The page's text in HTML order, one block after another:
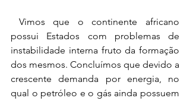
possui Estados com problemas de
instabilidade interna fruto da formação
dos mesmos. Concluímos que devido a
crescente demanda por energia, no
qual o petróleo e o gás ainda possuem